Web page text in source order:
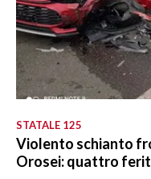
STATALE 125
Violento schianto
Orosei: quattro